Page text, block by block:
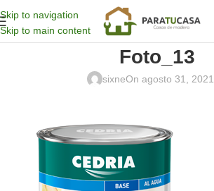
Skip to navigation
Skip to main content
Foto_13
sixneOn agosto 31, 2021